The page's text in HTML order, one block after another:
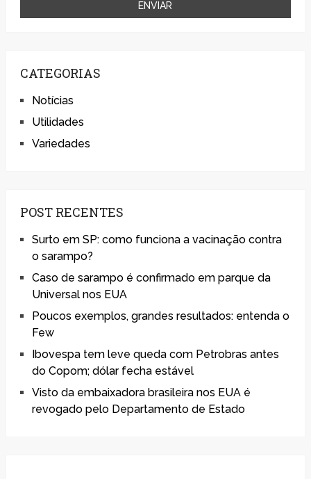
CATEGORIAS
Notícias
Utilidades
Variedades
POST RECENTES
Surto em SP: como funciona a vacinação contra
o sarampo?
Caso de sarampo é confirmado em parque da
Universal nos EUA
Poucos exemplos, grandes resultados: entenda o
Few
Ibovespa tem leve queda com Petrobras antes
do Copom; dólar fecha estável
Visto da embaixadora brasileira nos EUA é
revogado pelo Departamento de Estado